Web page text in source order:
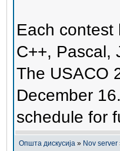
Each contest
C++, Pascal,
The USACO
December
schedule for
Општа дискусија » Nov server